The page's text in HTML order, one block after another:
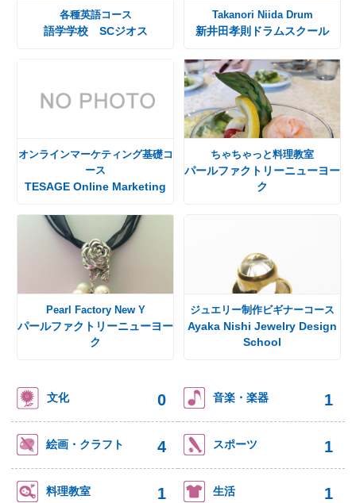
各種英語コース
語学学校 SCジオス
Takanori Niida Drum
新井田孝則ドラムスクール
オンラインマーケティング基礎コ
ース
TESAGE Online Marketing
ちゃちゃっと料理教室
パールファクトリーニューヨー
ク
Pearl Factory New Y
パールファクトリーニューヨー
ク
ジュエリー制作ビギナーコース
Ayaka Nishi Jewelry Design
School
文化 0 音楽・楽器 1
絵画・クラフト 4 スポーツ 1
料理教室 1 生活 1